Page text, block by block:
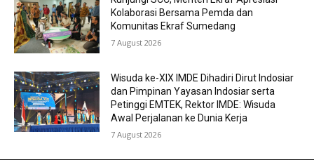
Kolaborasi Bersama Pemda dan
Komunitas Ekraf Sumedang
7 August 2026
Wisuda ke-XIX IMDE Dihadiri Dirut Indosiar
dan Pimpinan Yayasan Indosiar serta
Petinggi EMTEK, Rektor IMDE: Wisuda
Awal Perjalanan ke Dunia Kerja
7 August 2026